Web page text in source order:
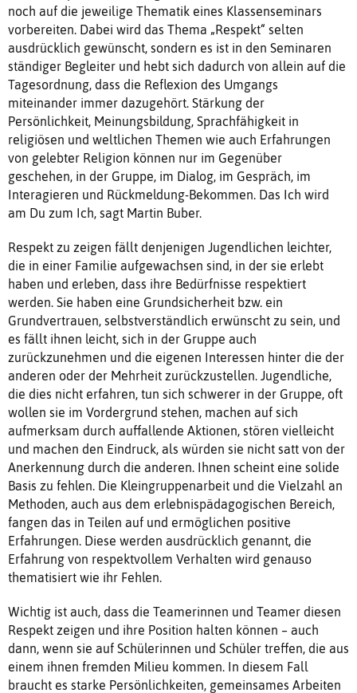
noch auf die jeweilige Thematik eines Klassenseminars
vorbereiten. Dabei wird das Thema „Respekt“ selten
ausdrücklich gewünscht, sondern es ist in den Seminaren
ständiger Begleiter und hebt sich dadurch von allein auf die
Tagesordnung, dass die Reflexion des Umgangs
miteinander immer dazugehört. Stärkung der
Persönlichkeit, Meinungsbildung, Sprachfähigkeit in
religiösen und weltlichen Themen wie auch Erfahrungen
von gelebter Religion können nur im Gegenüber
geschehen, in der Gruppe, im Dialog, im Gespräch, im
Interagieren und Rückmeldung-Bekommen. Das Ich wird
am Du zum Ich, sagt Martin Buber.
Respekt zu zeigen fällt denjenigen Jugendlichen leichter,
die in einer Familie aufgewachsen sind, in der sie erlebt
haben und erleben, dass ihre Bedürfnisse respektiert
werden. Sie haben eine Grundsicherheit bzw. ein
Grundvertrauen, selbstverständlich erwünscht zu sein, und
es fällt ihnen leicht, sich in der Gruppe auch
zurückzunehmen und die eigenen Interessen hinter die der
anderen oder der Mehrheit zurückzustellen. Jugendliche,
die dies nicht erfahren, tun sich schwerer in der Gruppe, oft
wollen sie im Vordergrund stehen, machen auf sich
aufmerksam durch auffallende Aktionen, stören vielleicht
und machen den Eindruck, als würden sie nicht satt von der
Anerkennung durch die anderen. Ihnen scheint eine solide
Basis zu fehlen. Die Kleingruppenarbeit und die Vielzahl an
Methoden, auch aus dem erlebnispädagogischen Bereich,
fangen das in Teilen auf und ermöglichen positive
Erfahrungen. Diese werden ausdrücklich genannt, die
Erfahrung von respektvollem Verhalten wird genauso
thematisiert wie ihr Fehlen.
Wichtig ist auch, dass die Teamerinnen und Teamer diesen
Respekt zeigen und ihre Position halten können – auch
dann, wenn sie auf Schülerinnen und Schüler treffen, die aus
einem ihnen fremden Milieu kommen. In diesem Fall
braucht es starke Persönlichkeiten, gemeinsames Arbeiten